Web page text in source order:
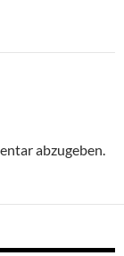
abzugeben.